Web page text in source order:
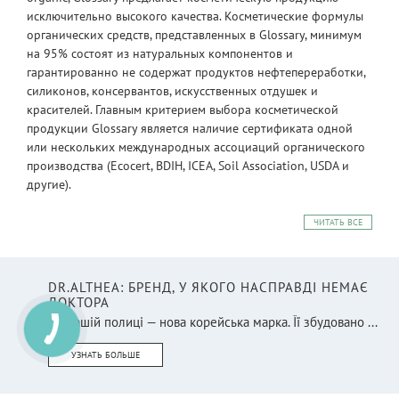
исключительно высокого качества. Косметические формулы
органических средств, представленных в Glossary, минимум
на 95% состоят из натуральных компонентов и
гарантированно не содержат продуктов нефтепереработки,
силиконов, консервантов, искусственных отдушек и
красителей. Главным критерием выбора косметической
продукции Glossary является наличие сертификата одной
или нескольких международных ассоциаций органического
производства (Ecocert, BDIH, ICEA, Soil Association, USDA и
другие).
ЧИТАТЬ ВСЕ
DR.ALTHEA: БРЕНД, У ЯКОГО НАСПРАВДІ НЕМАЄ
ДОКТОРА
На нашій полиці — нова корейська марка. Її збудовано ...
УЗНАТЬ БОЛЬШЕ